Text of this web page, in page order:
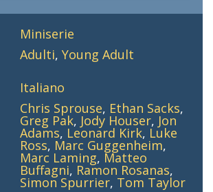
Miniserie
Adulti,Young Adult
Italiano
Chris Sprouse, Ethan Sacks,
Greg Pak, Jody Houser, Jon
Adams, Leonard Kirk, Luke
Ross, Marc Guggenheim,
Marc Laming, Matteo
Buffagni, Ramon Rosanas,
Simon Spurrier, Tom Taylor